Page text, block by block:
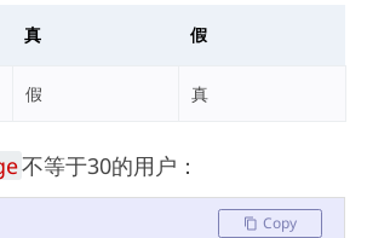
真 假
假 真
不等于30的用户：
Copy